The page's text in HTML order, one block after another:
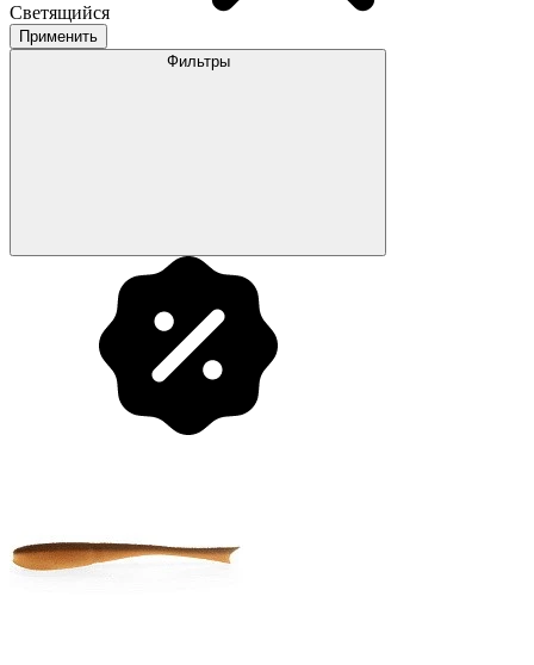
Светящийся
Применить
Фильтры